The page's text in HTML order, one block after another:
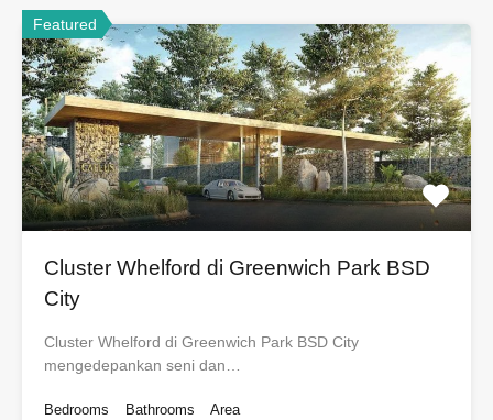
Featured
Cluster Whelford di Greenwich Park BSD
City
Cluster Whelford di Greenwich Park BSD City
mengedepankan seni dan…
Bedrooms
Bathrooms
Area